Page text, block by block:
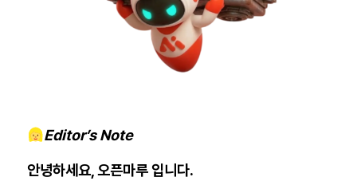
Editor’s Note
안녕하세요, 오픈마루 입니다.